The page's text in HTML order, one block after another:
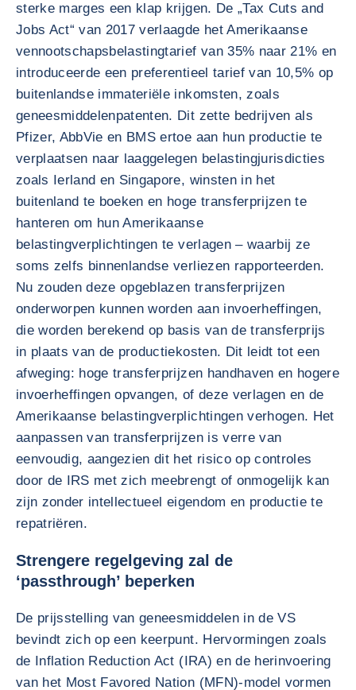
sterke marges een klap krijgen. De „Tax Cuts and
Jobs Act“ van 2017 verlaagde het Amerikaanse
vennootschapsbelastingtarief van 35% naar 21% en
introduceerde een preferentieel tarief van 10,5% op
buitenlandse immateriële inkomsten, zoals
geneesmiddelenpatenten. Dit zette bedrijven als
Pfizer, AbbVie en BMS ertoe aan hun productie te
verplaatsen naar laaggelegen belastingjurisdicties
zoals Ierland en Singapore, winsten in het
buitenland te boeken en hoge transferprijzen te
hanteren om hun Amerikaanse
belastingverplichtingen te verlagen – waarbij ze
soms zelfs binnenlandse verliezen rapporteerden.
Nu zouden deze opgeblazen transferprijzen
onderworpen kunnen worden aan invoerheffingen,
die worden berekend op basis van de transferprijs
in plaats van de productiekosten. Dit leidt tot een
afweging: hoge transferprijzen handhaven en hogere
invoerheffingen opvangen, of deze verlagen en de
Amerikaanse belastingverplichtingen verhogen. Het
aanpassen van transferprijzen is verre van
eenvoudig, aangezien dit het risico op controles
door de IRS met zich meebrengt of onmogelijk kan
zijn zonder intellectueel eigendom en productie te
repatriëren.
Strengere regelgeving zal de
‘passthrough’ beperken
De prijsstelling van geneesmiddelen in de VS
bevindt zich op een keerpunt. Hervormingen zoals
de Inflation Reduction Act (IRA) en de herinvoering
van het Most Favored Nation (MFN)-model vormen